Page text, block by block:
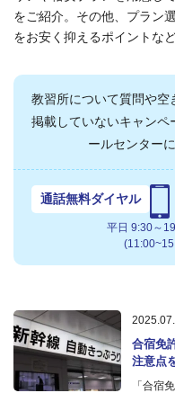
をご紹介。その他、プラン
をお安く抑えるポイントな
教習所について質問や空
掲載していないキャンペ
ールセンター
通話無料ダイヤル
平日 9:30～
合宿免
注意点
「合宿